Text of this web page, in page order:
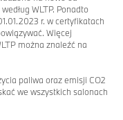
WLTP. Ponadto
r. w certyfikatach
Więcej
można znaleźć na
paliwa oraz emisji CO2
we wszystkich salonach